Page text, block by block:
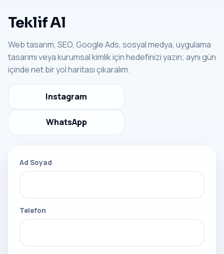
Teklif Al
Web tasarım, SEO, Google Ads, sosyal medya, uygulama
tasarımı veya kurumsal kimlik için hedefinizi yazın; aynı gün
içinde net bir yol haritası çıkaralım.
Instagram
WhatsApp
Ad Soyad
Telefon